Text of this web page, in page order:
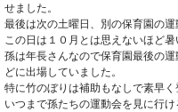
せました。
最後は次の土曜日、別の保育園の運
この日は１０月とは思えないほど
孫は年長さんなので保育園最後の
どに出場していました。
特に竹のぼりは補助もなしで素早
いつまで孫たちの運動会を見に行